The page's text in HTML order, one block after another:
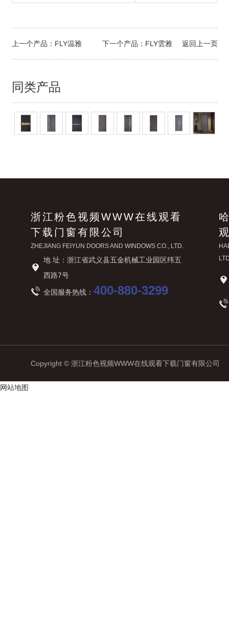
上一个产品： FLY温雅下一个产品： FLY雲雅 返回上一页
同类产品
浙江粉色视频WWW在线观看
下载门窗有限公司
ZHEJIANG FEIYUN DOORS AND WINDOWS CO., LTD.
地 址：浙江省武义县五金机械工业园区纬五
西路7号
全国服务热线： 400-880-3299
Copyright © 浙江粉色视频WWW在线观看下载门窗有限
网站地图